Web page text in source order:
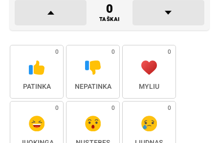
0
TAŠKAI
0
PATINKA
0
NEPATINKA
0
MYLIU
0 0 0